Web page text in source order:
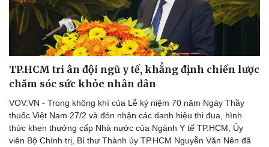
TP.HCM tri ân đội ngũ y tế, khẳng định chiến lược
chăm sóc sức khỏe nhân dân
VOV.VN - Trong không khí của Lễ kỷ niệm 70 năm Ngày Thầy
thuốc Việt Nam 27/2 và đón nhận các danh hiệu thi đua, hình
thức khen thưởng cấp Nhà nước của Ngành Y tế TP.HCM, Ủy
viên Bộ Chính trị, Bí thư Thành ủy TP.HCM Nguyễn Văn Nên đã